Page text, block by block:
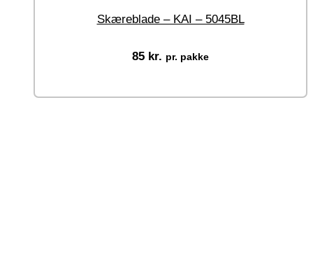
Skæreblade – KAI – 5045BL
85 kr. pr. pakke